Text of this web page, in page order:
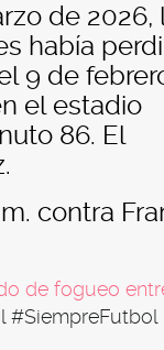
de 2026,
había
9 de
el estadio
86. El
contra
de fogueo
#SiempreFutbol